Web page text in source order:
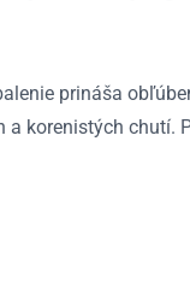
prináša
chutí.